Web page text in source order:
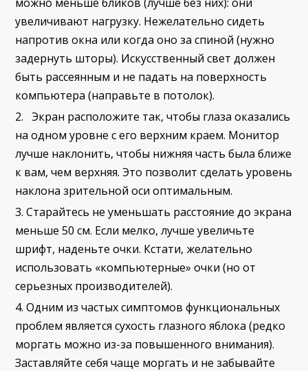
увеличивают нагрузку. Нежелательно сидеть
напротив окна или когда оно за спиной (нужно
задернуть шторы). Искусственный свет должен
быть рассеянным и не падать на поверхность
компьютера (направьте в потолок).
Экран расположите так, чтобы глаза оказались
на одном уровне с его верхним краем. Монитор
лучше наклонить, чтобы нижняя часть была ближе
к вам, чем верхняя. Это позволит сделать уровень
наклона зрительной оси оптимальным.
Старайтесь не уменьшать расстояние до экрана
меньше 50 см. Если мелко, лучше увеличьте
шрифт, наденьте очки. Кстати, желательно
использовать «компьютерные» очки (но от
серьезных производителей).
Одним из частых симптомов функциональных
проблем является сухость глазного яблока (редко
моргать можно из-за повышенного внимания).
Заставляйте себя чаще моргать и не забывайте